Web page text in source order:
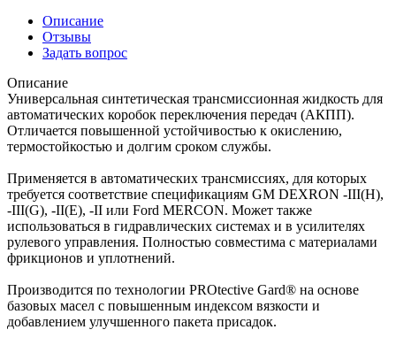
Описание
Отзывы
Задать вопрос
Описание
Универсальная синтетическая трансмиссионная жидкость для
автоматических коробок переключения передач (АКПП).
Отличается повышенной устойчивостью к окислению,
термостойкостью и долгим сроком службы.
Применяется в автоматических трансмиссиях, для которых
требуется соответствие спецификациям GM DEXRON -III(H),
-III(G), -II(E), -II или Ford MERCON. Может также
использоваться в гидравлических системах и в усилителях
рулевого управления. Полностью совместима с материалами
фрикционов и уплотнений.
Производится по технологии PROtective Gard® на основе
базовых масел с повышенным индексом вязкости и
добавлением улучшенного пакета присадок.